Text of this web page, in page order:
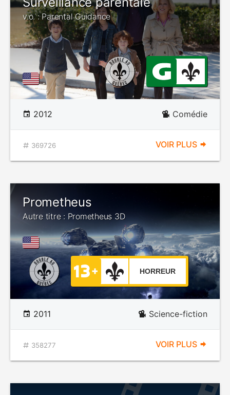
v.o. : Parental Guidance
2012 Comédie
369726 VOIR PLUS
Prometheus
Autre titre : Prometheus 3D
HORREUR
2011 Science-fiction
358277 VOIR PLUS